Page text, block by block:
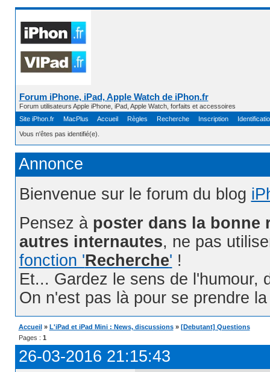
Forum iPhone, iPad, Apple Watch de iPhon.fr
Forum utilisateurs Apple iPhone, iPad, Apple Watch, forfaits et accessoires
Site iPhon.fr
MacPlus Accueil Règles Recherche Inscription
Vous n'êtes pas identifié(e).
Annonce
Bienvenue sur le forum du blog
Pensez à poster dans la bonne
autres internautes, ne pas
fonction 'Recherche' !
Et... Gardez le sens de l'humour,
On n'est pas là pour se prendre
Accueil » L'iPad et iPad Mini : News, discussions » [Debutant] Questions
Pages : 1
26-03-2016 21:15:43